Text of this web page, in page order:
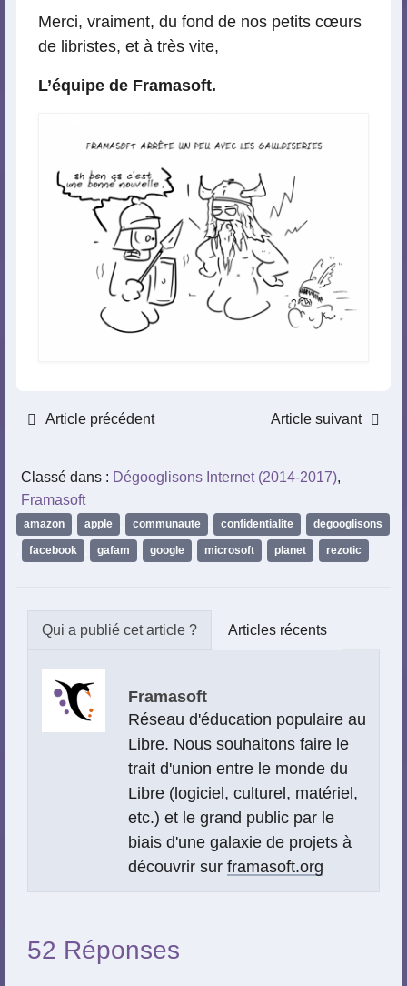
Merci, vraiment, du fond de nos petits cœurs
de libristes, et à très vite,
L’équipe de Framasoft.
Article précédent Article suivant
Classé dans : Dégooglisons Internet (2014-2017),
Framasoft
amazon apple communaute confidentialite degooglisons
facebook gafam google microsoft planet rezotic
Articles récents
Framasoft
Réseau d'éducation populaire au
Libre. Nous souhaitons faire le
trait d'union entre le monde du
Libre (logiciel, culturel, matériel,
etc.) et le grand public par le
biais d'une galaxie de projets à
découvrir sur framasoft.org
52 Réponses